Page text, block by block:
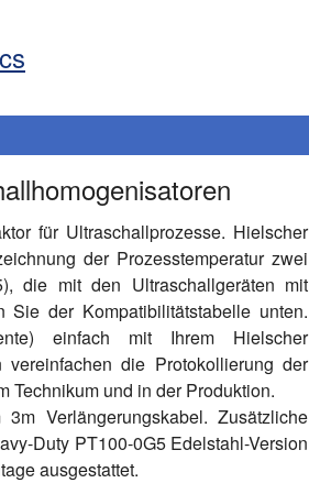
für Ultraschallprozesse. Hielscher
der Prozesstemperatur zwei
), die mit den Ultraschallgeräten mit
Sie der Kompatibilitätstabelle unten.
einfach mit Ihrem Hielscher
vereinfachen die Protokollierung der
Technikum und in der Produktion.
Verlängerungskabel. Zusätzliche
Duty PT100-0G5 Edelstahl-Version
ausgestattet.